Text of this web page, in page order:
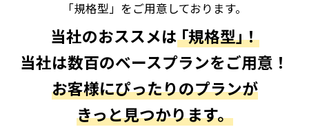
「規格型」をご用意しております。
当社のおススメは｢規格型｣！
当社は数百のベースプランをご用意！
お客様にぴったりのプランが
きっと見つかります。